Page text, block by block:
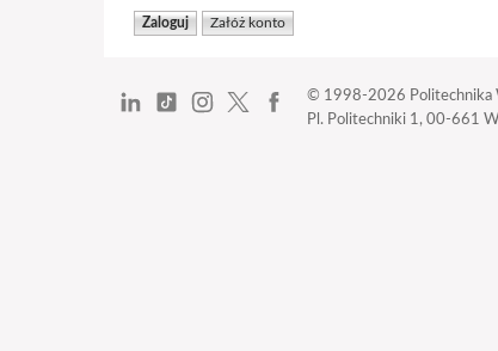
© 1998-2026 Politechnika
Pl. Politechniki 1, 00-661